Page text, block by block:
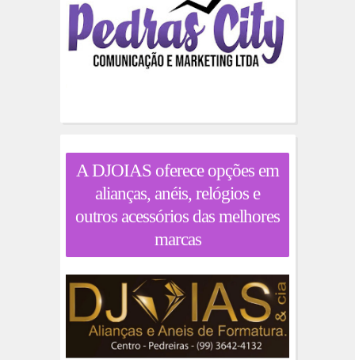
A DJOIAS oferece opções em
alianças, anéis, relógios e
outros acessórios das melhores
marcas